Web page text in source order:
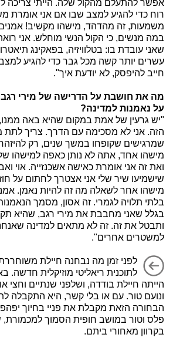
אפשר להתעלם מהקול שלה. הייתי צריכה
רוח כדי להגיע למצב שבו אם אני אומרת
משמעות, זה מהדהד, מישהו מקשיב!
במה מנשים, כי הקול הנשי מוחלש. אני
שאני עובדת בו: בטלוויזיה, בפאקינג
עשרים יותר קשה מכל גבר כדי להגיע למצב
חייב להיפסק, לא יודעת איך".
מה את חושבת על הדרישה של מירי
על נאמנות למדינה?
"יש גרעין של אמת במקום שהיא באה ממנו,
הזה. אני לא מסכימה עם הדרך. צריך לתת
שמרגישים שקופחו במשך שנים, רק
מישהו אחד, אתה לא נותן כאפה למישהו
ואת זה אני אומרת כאישה אשכנזייה. אוי
שישמיעו שיר שלי אני אצטרך לחתום על
מישהו אחר לשאלה מה זה להיות נאמן.
בלתי תלויה לגמרי. זה אסון, מסמך
בגלל שאני מחבבת את מירי רגב, שהיא
ותבטל את זה. זה לא מתאים למדינה
למשטרים אחרים".
לפני זמן מה נבחנה חיילת
לתוכנית ריאליטי מוזיקלית חדשה.
הייתה חיילת בודדה, ושלפני שנתיים וחצי
ונועם טור. עם או בלי קשר, היא התקבלה
הבחורה הזאת מקבלת את פניי בחיוך
פלס וטור במושב חופית הסמוך
בקרוון מאחורי ביתם.